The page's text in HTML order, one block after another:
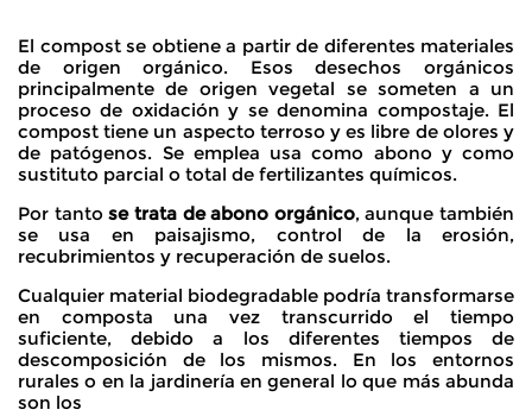
El compost se obtiene a partir de diferentes materiales
de origen orgánico. Esos desechos orgánicos
principalmente de origen vegetal se someten a un
proceso de oxidación y se denomina compostaje. El
compost tiene un aspecto terroso y es libre de olores y
de patógenos. Se emplea usa como abono y como
sustituto parcial o total de fertilizantes químicos.
Por tantose trata de abono orgánico, aunque también
se usa en paisajismo, control de la erosión,
recubrimientos y recuperación de suelos.
Cualquier material biodegradable podría transformarse
en composta una vez transcurrido el tiempo
suficiente, debido a los diferentes tiempos de
descomposición de los mismos. En los entornos
rurales o en la jardinería en general lo que más abunda
son los